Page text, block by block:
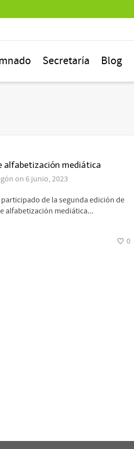
Secretaría Blog
alfabetización mediática
on 6 junio, 2023
participado de la segunda edición de
alfabetización mediática...
0